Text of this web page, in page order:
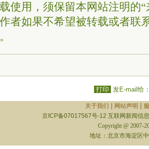
使用，须保留本网站注明的
者如果不希望被转载或者联
打印 发E-mail给
关于我们 网站声明
京ICP备07017567号-12 互联网新闻信
Copyright @ 2007-
地址：北京市海淀区